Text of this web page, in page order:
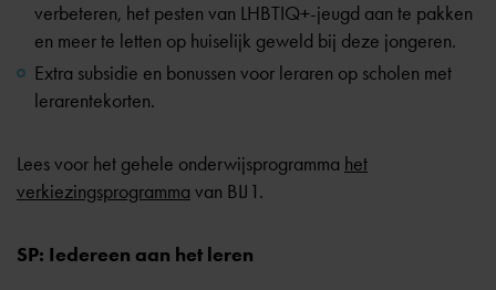
verbeteren, het pesten van LHBTIQ+-jeugd aan te pakken
en meer te letten op huiselijk geweld bij deze jongeren.
Extra subsidie en bonussen voor leraren op scholen met
lerarentekorten.
Lees voor het gehele onderwijsprogramma het
verkiezingsprogramma van BIJ1.
SP: Iedereen aan het leren